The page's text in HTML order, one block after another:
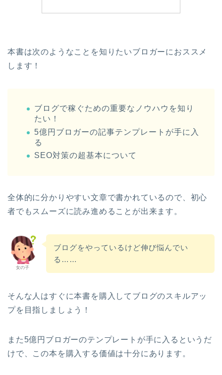
本書は次のようなことを知りたいブロガーにおススメ
します！
ブログで稼ぐための重要なノウハウを知り
たい！
5億円ブロガーの記事テンプレートが手に入
る
SEO対策の超基本について
全体的に分かりやすい文章で書かれているので、初心
者でもスムーズに読み進めることが出来ます。
女の子
ブログをやっているけど伸び悩んでい
る……
そんな人はすぐに本書を購入してブログのスキルアッ
プを目指しましょう！
また5億円ブロガーのテンプレートが手に入るというだ
けで、この本を購入する価値は十分にあります。